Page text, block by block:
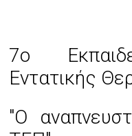
7ο
Εντατικής
"Ο